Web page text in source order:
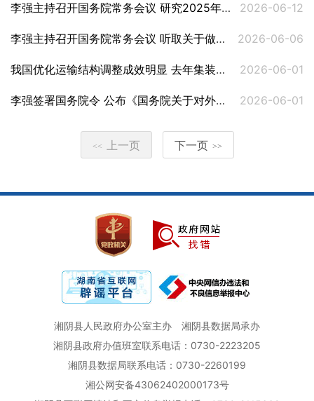
李强主持召开国务院常务会议 研究2025年度中央预算执行和其他财政收支审计查出问题整改工作等 2026-06-12
李强主持召开国务院常务会议 听取关于做好就业工作汇报 审议通过《实施就业优先战略“十五五”规划》等 2026-06-06
我国优化运输结构调整成效明显 去年集装箱多式联运量同比增长超15% 2026-06-01
李强签署国务院令 公布《国务院关于对外投资的规定》 2026-06-01
<< 上一页 下一页 >>
湘阴县人民政府办公室主办
湘阴县数据局承办
湘阴县政府办值班室联系电话：0730-2223205
湘阴县数据局联系电话：0730-2260199
湘公网安备43062402000173号